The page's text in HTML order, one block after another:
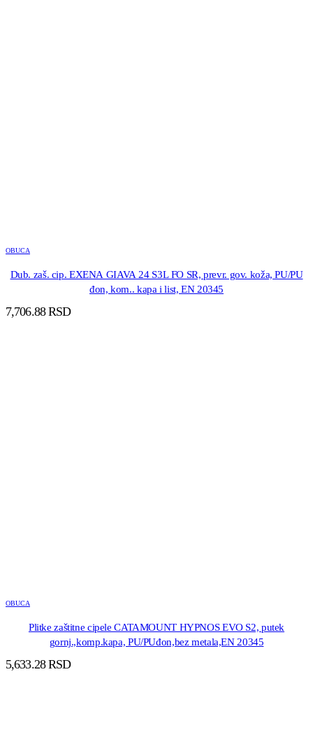
OBUCA
Dub. zaš. cip. EXENA GIAVA 24 S3L FO SR, prevr. gov. koža, PU/PU
đon, kom.. kapa i list, EN 20345
7,706.88RSD
OBUCA
Plitke zaštitne cipele CATAMOUNT HYPNOS EVO S2, putek
gornj.,komp.kapa, PU/PUđon,bez metala,EN 20345
5,633.28RSD